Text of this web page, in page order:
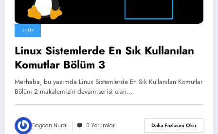
LINUX
Linux Sistemlerde En Sık Kullanılan
Komutlar Bölüm 3
Merhaba, bu yazımda Linux Sistemlerde En Sık Kullanılan Komutlar
Bölüm 2 makalemizin devam serisi olan…
Dağcan Nural 0 Yorumlar Daha Fazlasını Oku